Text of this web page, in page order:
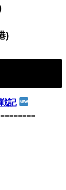
)
記